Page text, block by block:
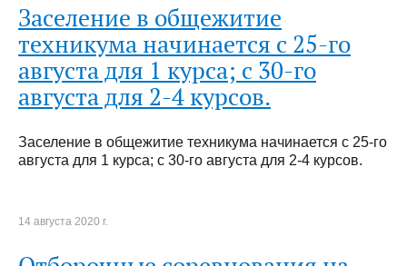
Заселение в общежитие
техникума начинается с 25-го
августа для 1 курса; с 30-го
августа для 2-4 курсов.
Заселение в общежитие техникума начинается с 25-го
августа для 1 курса; с 30-го августа для 2-4 курсов.
14 августа 2020 г.